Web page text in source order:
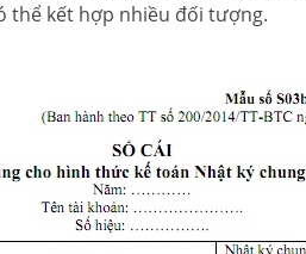
thể kết hợp nhiều đối tượng.